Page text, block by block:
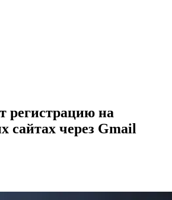
регистрацию на
сайтах через Gmail